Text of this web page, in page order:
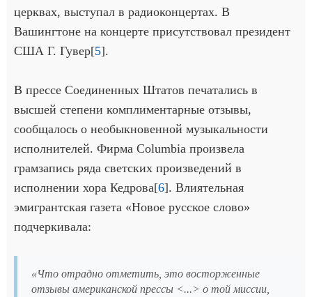
церквах, выступал в радиоконцертах. В
Вашингтоне на концерте присутствовал президент
США Г. Гувер[5].
В прессе Соединенных Штатов печатались в
высшей степени комплиментарные отзывы,
сообщалось о необыкновенной музыкальности
исполнителей. Фирма Columbia произвела
грамзапись ряда светских произведений в
исполнении хора Кедрова[6]. Влиятельная
эмигрантская газета «Новое русское слово»
подчеркивала:
«Что отрадно отметить, это восторженные
отзывы американской прессы <...> о той миссии,